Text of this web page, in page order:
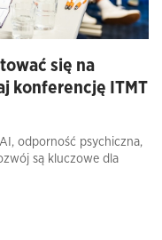
się na
konferencję ITMT
odporność psychiczna,
są kluczowe dla